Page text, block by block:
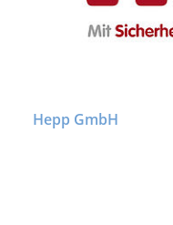
Hepp GmbH